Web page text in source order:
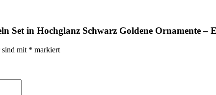
Set in Hochglanz Schwarz Goldene Ornamente
sind mit * markiert